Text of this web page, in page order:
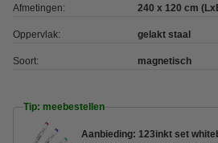
Afmetingen: 240 x 120 cm
Oppervlak: gelakt staal
Soort: magnetisch
Tip: meebestellen
Aanbieding: 123inkt set